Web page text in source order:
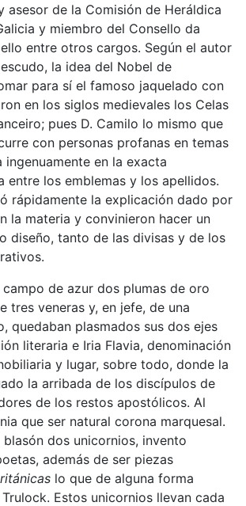
asesor de la Comisión de Heráldica
y miembro del Consello da
entre otros cargos. Según el autor
la idea del Nobel de
para sí el famoso jaquelado con
en los siglos medievales los Celas
pues D. Camilo lo mismo que
con personas profanas en temas
ingenuamente en la exacta
entre los emblemas y los apellidos.
rápidamente la explicación dado por
la materia y convinieron hacer un
diseño, tanto de las divisas y de los
campo de azur dos plumas de oro
tres veneras y, en jefe, de una
quedaban plasmados sus dos ejes
literaria e Iria Flavia, denominación
y lugar, sobre todo, donde la
la arribada de los discípulos de
de los restos apostólicos. Al
que ser natural corona marquesal.
dos unicornios, invento
además de ser piezas
lo que de alguna forma
Estos unicornios llevan cada